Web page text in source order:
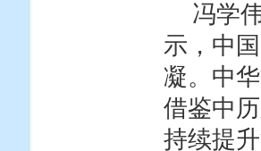
冯学
示，中
凝。中
借鉴中
持续提